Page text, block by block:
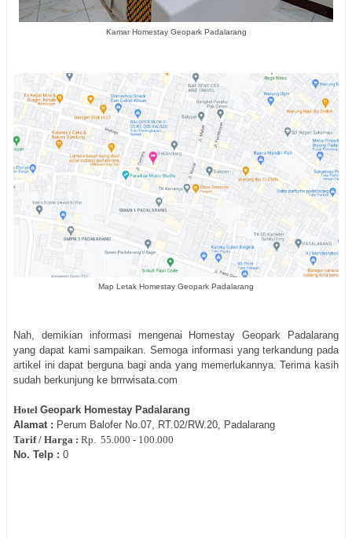
Kamar Homestay Geopark Padalarang
Map Letak Homestay Geopark Padalarang
Nah, demikian informasi mengenai Homestay Geopark Padalarang
yang dapat kami sampaikan. Semoga informasi yang terkandung pada
artikel ini dapat berguna bagi anda yang memerlukannya. Terima kasih
sudah berkunjung ke brrrwisata.com
Hotel Geopark Homestay Padalarang
Alamat : Perum Balofer No.07, RT.02/RW.20, Padalarang
Tarif / Harga : Rp.
55.000 - 100.000
No. Telp : 0